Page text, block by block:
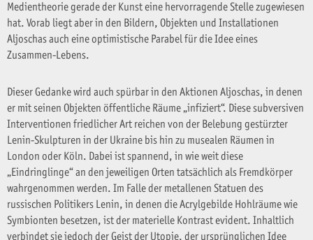
Medientheorie gerade der Kunst eine hervorragende Stelle zugewiesen
hat. Vorab liegt aber in den Bildern, Objekten und Installationen
Aljoschas auch eine optimistische Parabel für die Idee eines
Zusammen-Lebens.
Dieser Gedanke wird auch spürbar in den Aktionen Aljoschas, in denen
er mit seinen Objekten öffentliche Räume „infiziert“. Diese subversiven
Interventionen friedlicher Art reichen von der Belebung gestürzter
Lenin-Skulpturen in der Ukraine bis hin zu musealen Räumen in
London oder Köln. Dabei ist spannend, in wie weit diese
„Eindringlinge“ an den jeweiligen Orten tatsächlich als Fremdkörper
wahrgenommen werden. Im Falle der metallenen Statuen des
russischen Politikers Lenin, in denen die Acrylgebilde Hohlräume wie
Symbionten besetzen, ist der materielle Kontrast evident. Inhaltlich
verbindet sie jedoch der Geist der Utopie, der ursprünglichen Idee